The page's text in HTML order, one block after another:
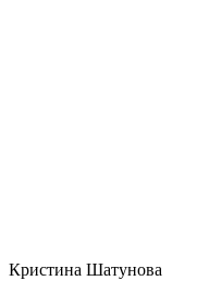
Кристина Шатунова